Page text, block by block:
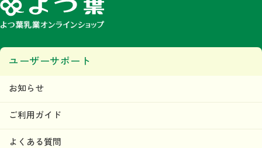
ユーザーサポート
お知らせ
ご利用ガイド
よくある質問